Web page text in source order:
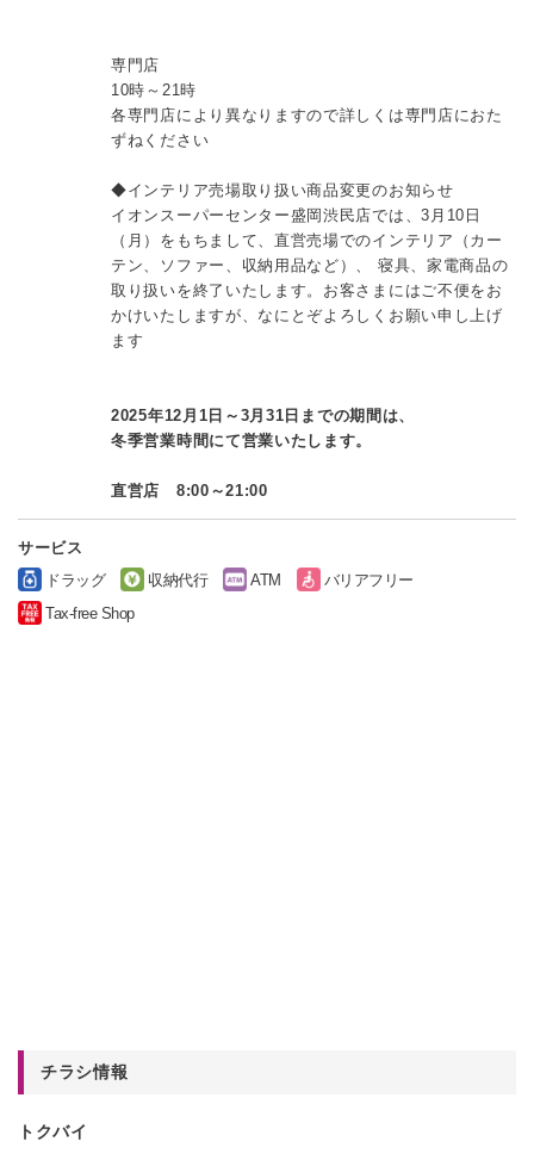
専門店
10時～21時
各専門店により異なりますので詳しくは専門店におた
ずねください
◆インテリア売場取り扱い商品変更のお知らせ
イオンスーパーセンター盛岡渋民店では、3月10日
（月）をもちまして、直営売場でのインテリア（カー
テン、ソファー、収納用品など）、 寝具、家電商品の
取り扱いを終了いたします。お客さまにはご不便をお
かけいたしますが、なにとぞよろしくお願い申し上げ
ます
2025年12月1日～3月31日までの期間は、
冬季営業時間にて営業いたします。
直営店 8:00～21:00
サービス
ドラッグ
収納代行 ATM
バリアフリー
Tax-free Shop
チラシ情報
トクバイ